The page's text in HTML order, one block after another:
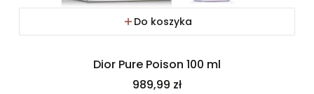
Do koszyka
Dior Pure Poison 100 ml
Cena
989,99 zł